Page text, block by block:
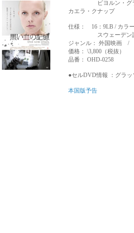
ビヨルン・グラ
カエラ・クナップ
仕様： 16：9LB / カラ
スウェーデン語 /
ジャンル： 外国映画 /
価格： \3,800（税抜）
品番： OHD-0258
●セルDVD情報 ： グラッ
本国版予告